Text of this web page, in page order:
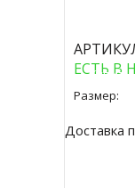
ЕСТЬ В
Размер:
Доставка
Купить